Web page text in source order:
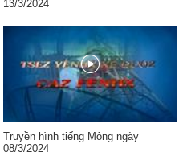
13/3/2024
Truyền hình tiếng Mông ngày
08/3/2024